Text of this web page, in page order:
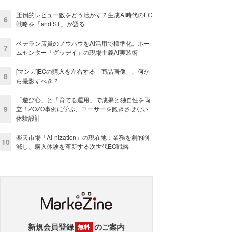
6
圧倒的レビュー数をどう活かす？生成AI時代のEC
戦略を「and ST」が語る
7
ベテラン店員のノウハウをAI活用で標準化。ホー
ムセンター「グッデイ」の現場主義AI実装術
8
[マンガ]ECの購入を左右する「商品画像」、何か
ら撮影すべき？
9
「遊び心」と「育てる運用」で成果と独自性を両
立！ZOZO事例に学ぶ、ユーザーを飽きさせない
体験設計
10
楽天市場「AI-nization」の現在地：業務を劇的削
減し、購入体験を革新する次世代EC戦略
新規会員登録 無料 のご案内